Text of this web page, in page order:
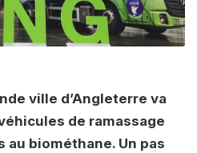
ville d’Angleterre va
de ramassage
biométhane. Un pas